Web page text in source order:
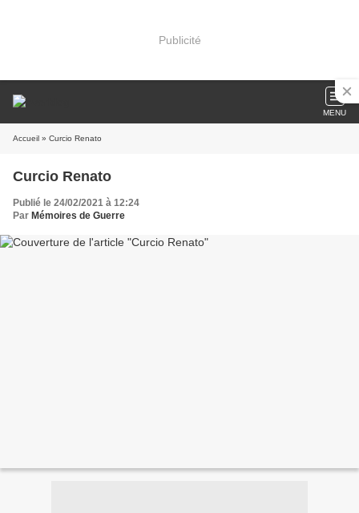
Publicité
MENU
Accueil » Curcio Renato
Curcio Renato
Publié le 24/02/2021 à 12:24
Par Mémoires de Guerre